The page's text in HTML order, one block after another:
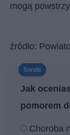
mogą
źródło:
Jak
pomorem
Choroba